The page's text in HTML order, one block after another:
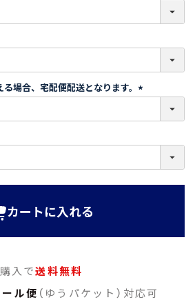
場合、宅配便配送となります。
必
)
カートに入れる
入で送料無料
ル便 （ゆうパケット）対応可